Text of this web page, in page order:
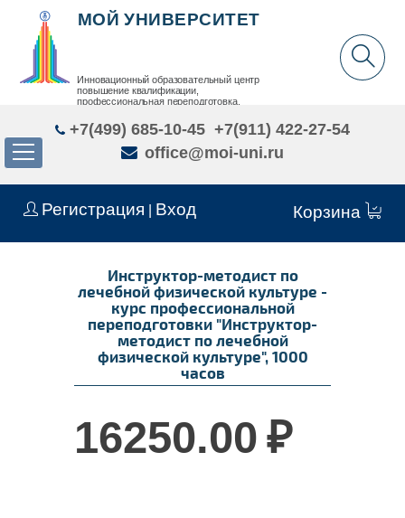
Регистрация Вход Корзина
МОЙ УНИВЕРСИТЕТ
Инновационный образовательный центр
повышение квалификации,
профессиональная переподготовка,
+7(499) 685-10-45 +7(911) 422-27-54
office@moi-uni.ru
Инструктор-методист по
лечебной физической культуре -
курс профессиональной
переподготовки "Инструктор-
методист по лечебной
физической культуре", 1000
часов
16250.00 ₽